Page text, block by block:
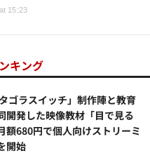
15:23
キング
ゴラスイッチ」制作陣と教育
開発した映像教材「目で見る
額680円で個人向けストリーミ
開始